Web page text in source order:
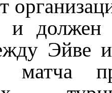
и
Эйве
матча